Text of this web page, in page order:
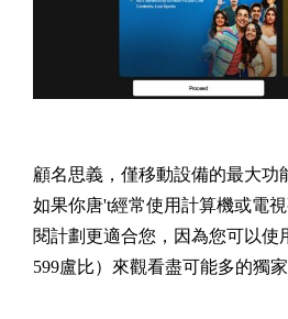
顧名思義，僅移動設備的最大功
如果你唐't經常使用計算機或電
閱計劃更適合您，因為您可以使
599盧比）來觀看盡可能多的獨家